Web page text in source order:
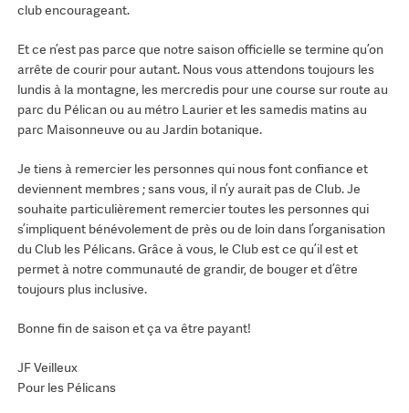
club encourageant.
Et ce n’est pas parce que notre saison officielle se termine qu’on
arrête de courir pour autant. Nous vous attendons toujours les
lundis à la montagne, les mercredis pour une course sur route au
parc du Pélican ou au métro Laurier et les samedis matins au
parc Maisonneuve ou au Jardin botanique.
Je tiens à remercier les personnes qui nous font confiance et
deviennent membres ; sans vous, il n’y aurait pas de Club. Je
souhaite particulièrement remercier toutes les personnes qui
s’impliquent bénévolement de près ou de loin dans l’organisation
du Club les Pélicans. Grâce à vous, le Club est ce qu’il est et
permet à notre communauté de grandir, de bouger et d’être
toujours plus inclusive.
Bonne fin de saison et ça va être payant!
JF Veilleux
Pour les Pélicans